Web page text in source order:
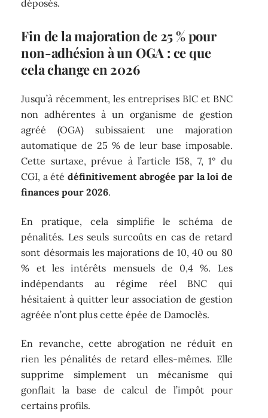
déposés.
Fin de la majoration de 25 % pour
non-adhésion à un OGA : ce que
cela change en 2026
Jusqu’à récemment, les entreprises BIC et BNC
non adhérentes à un organisme de gestion
agréé (OGA) subissaient une majoration
automatique de 25 % de leur base imposable.
Cette surtaxe, prévue à l’article 158, 7, 1° du
CGI, a été définitivement abrogée par la loi de
finances pour 2026.
En pratique, cela simplifie le schéma de
pénalités. Les seuls surcoûts en cas de retard
sont désormais les majorations de 10, 40 ou 80
% et les intérêts mensuels de 0,4 %. Les
indépendants au régime réel BNC qui
hésitaient à quitter leur association de gestion
agréée n’ont plus cette épée de Damoclès.
En revanche, cette abrogation ne réduit en
rien les pénalités de retard elles-mêmes. Elle
supprime simplement un mécanisme qui
gonflait la base de calcul de l’impôt pour
certains profils.